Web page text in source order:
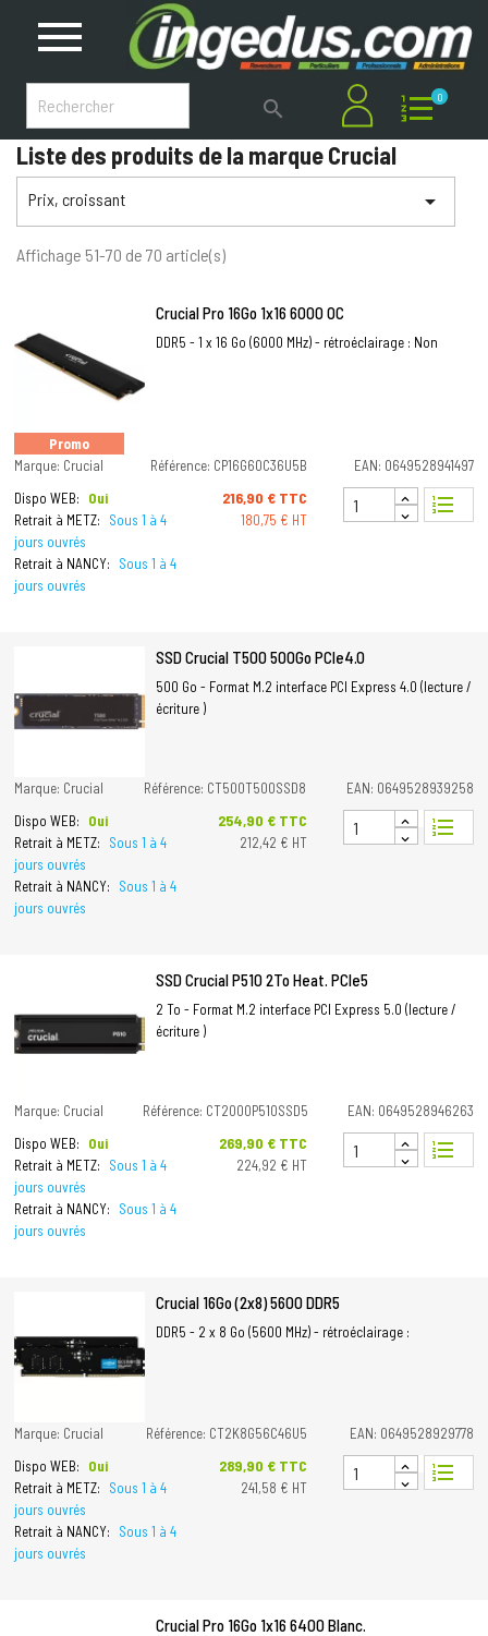
 0
Liste des produits de la marque Crucial
Prix, croissant 
Affichage 51-70 de 70 article(s)
Promo
Crucial Pro 16Go 1x16 6000 OC
DDR5 - 1 x 16 Go (6000 MHz) - rétroéclairage : Non
Marque: Crucial Référence: CP16G60C36U5B
EAN: 0649528941497
Dispo WEB:
Oui
Retrait à METZ:
Sous 1 à 4
jours ouvrés
Retrait à NANCY:
Sous 1 à 4
jours ouvrés
Prix
216,90 € TTC
180,75 € HT
format_list_numbered
SSD Crucial T500 500Go PCIe4.0
500 Go - Format M.2 interface PCI Express 4.0 (lecture /
écriture )
Marque: Crucial Référence: CT500T500SSD8
EAN: 0649528939258
Dispo WEB:
Oui
Retrait à METZ:
Sous 1 à 4
jours ouvrés
Retrait à NANCY:
Sous 1 à 4
jours ouvrés
Prix
254,90 € TTC
212,42 € HT
format_list_numbered
SSD Crucial P510 2To Heat. PCIe5
2 To - Format M.2 interface PCI Express 5.0 (lecture /
écriture )
Marque: Crucial Référence: CT2000P510SSD5
EAN: 0649528946263
Dispo WEB:
Oui
Retrait à METZ:
Sous 1 à 4
jours ouvrés
Retrait à NANCY:
Sous 1 à 4
jours ouvrés
Prix
269,90 € TTC
224,92 € HT
format_list_numbered
Crucial 16Go (2x8) 5600 DDR5
DDR5 - 2 x 8 Go (5600 MHz) - rétroéclairage :
Marque: Crucial Référence: CT2K8G56C46U5
EAN: 0649528929778
Dispo WEB:
Oui
Retrait à METZ:
Sous 1 à 4
jours ouvrés
Retrait à NANCY:
Sous 1 à 4
jours ouvrés
Prix
289,90 € TTC
241,58 € HT
format_list_numbered
Crucial Pro 16Go 1x16 6400 Blanc.